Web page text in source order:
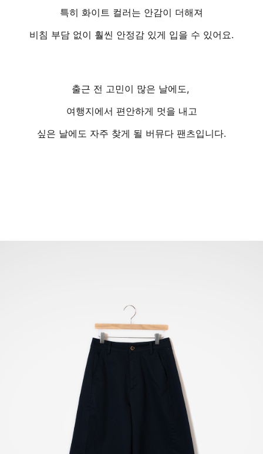
특히 화이트 컬러는 안감이 더해져
비침 부담 없이 훨씬 안정감 있게 입을 수 있어요.
출근 전 고민이 많은 날에도,
여행지에서 편안하게 멋을 내고
싶은 날에도 자주 찾게 될 버뮤다 팬츠입니다.